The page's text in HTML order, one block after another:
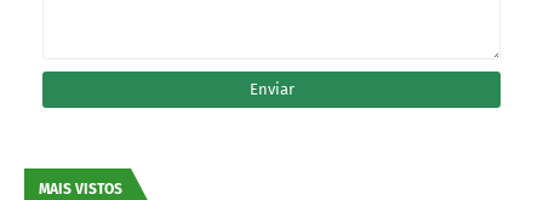
MAIS VISTOS